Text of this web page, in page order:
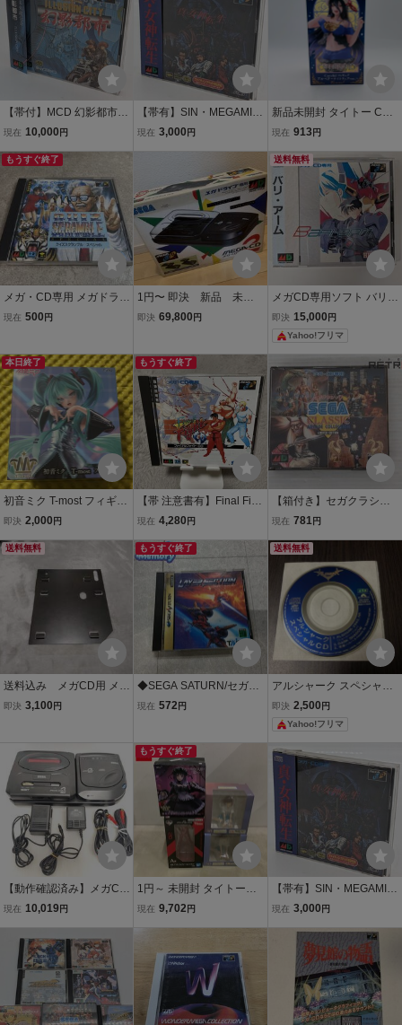
売品 not for sale DEMO
【帯付】MCD 幻影都市 IL
LUSION CITY マイクロ
ブ CDソフト メガCD
取扱説明書付きメガCD
②
現在 10,000 円
【帯有】SIN・MEGAMIT
ENSEI 真・女神転生 MEG
現在 3,000 円
新品未開封 タイトー Core
ful フィギュア オーバーロ
ア ver. Renewal
現在 913 円
もうすぐ終了
メガ・CD専用 メガドライ
ブ SEGA セガ クイズスク
現在 500 円
1円〜 即決 新品 未使
用 未開封 デッドスト
ブ2 メガCD2 HAA-2912
即決 69,800 円
送料無料
メガCD専用ソフト バリア
ーム BARL ARM
即決 15,000 円
Yahoo!フリマ
本日終了
初音ミク T-most フィギュ
ア タイトー プライズ
即決 2,000 円
もうすぐ終了
【帯 注意書有】Final Figh
t CD ファイナルファイト
GA メガドライブ
現在 4,280 円
【箱付き】セガクラシッ
ク メガCD megaCD
現在 781 円
送料無料
送料込み メガCD用 メガ
ドライブ 接続金具 プレー
即決 3,100 円
もうすぐ終了
◆SEGA SATURN/セガサ
ターン/SS TAITO/タイト
現在 572 円
送料無料
アルシャーク スペシャル
CD メガCD ポリドール
即決 2,500 円
Yahoo!フリマ
【動作確認済み】メガCD
2本体（HAA-2912）＋ メ
2502） megaCD2 me
ga drive2 MD2 100サイ
現在 10,019円
もうすぐ終了
1円～ 未開封 タイトーく
じ アオのハコ Summer da
現在 9,702 円
【帯有】SIN・MEGAMIT
ENSEI 真・女神転生 MEG
現在 3,000 円